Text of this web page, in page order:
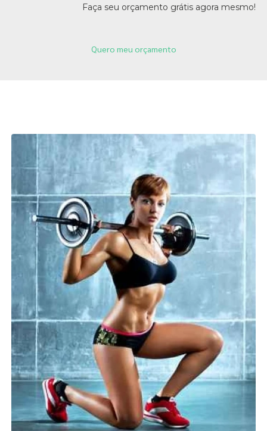
Faça seu orçamento grátis agora mesmo!
Quero meu orçamento